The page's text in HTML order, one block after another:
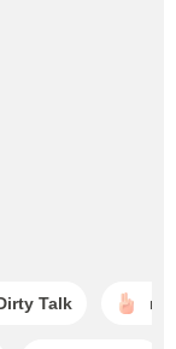
Talk